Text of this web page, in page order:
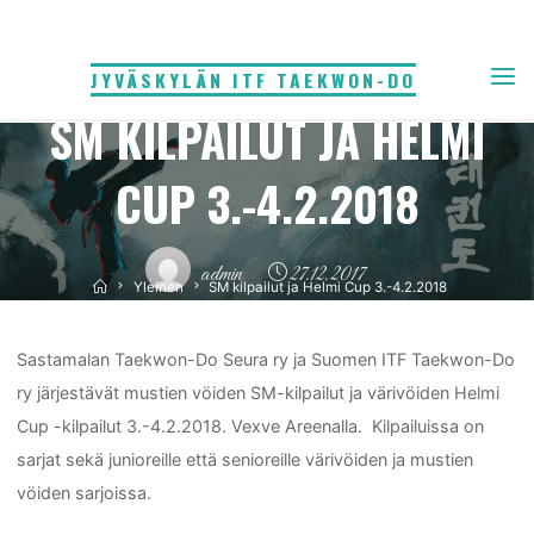
JYVÄSKYLÄN ITF TAEKWON-DO
Yleinen
SM KILPAILUT JA HELMI
CUP 3.-4.2.2018
admin 27.12.2017
HomeYleinen SM kilpailut ja Helmi Cup 3.-4.2.2018
Sastamalan Taekwon-Do Seura ry ja Suomen ITF Taekwon-Do
ry järjestävät mustien vöiden SM-kilpailut ja värivöiden Helmi
Cup -kilpailut 3.-4.2.2018. Vexve Areenalla. Kilpailuissa on
sarjat sekä junioreille että senioreille värivöiden ja mustien
vöiden sarjoissa.